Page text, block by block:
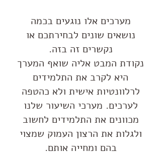
מערכים אלו נוגעים בכמה
נושאים שונים לבחירתכם או
נקשרים זה בזה.
נקודת המבט אליה שואף המערך
היא לקרב את התלמידים
לרלוונטיות אישית ולא כהטפה
לערכים. מערכי השיעור שלנו
מכוונים את התלמידים לחשוב
ולגלות את הרצון העמוק שמצוי
בהם ומחייה אותם.